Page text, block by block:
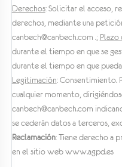
Derechos: Solicitar el acceso,
derechos, mediante una
canbech@canbech.com .; Plazo
durante el tiempo en que se
durante el tiempo en que
Legitimación: Consentimiento.
cualquier momento,
canbech@canbech.com
se cederán datos a terceros,
Reclamación: Tiene derecho a
en el sitio web www.agpd.es